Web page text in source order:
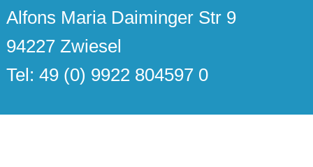
Alfons Maria Daiminger Str 9
94227 Zwiesel
Tel: 49 (0) 9922 804597 0